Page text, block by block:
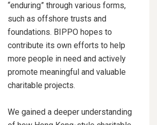
“enduring” through various forms,
such as offshore trusts and
foundations. BIPPO hopes to
contribute its own efforts to help
more people in need and actively
promote meaningful and valuable
charitable projects.
We gained a deeper understanding